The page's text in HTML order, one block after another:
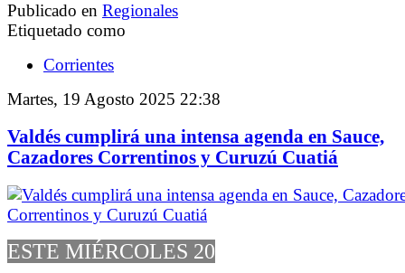
Publicado en Regionales
Etiquetado como
Corrientes
Martes, 19 Agosto 2025 22:38
Valdés cumplirá una intensa agenda en Sauce,
Cazadores Correntinos y Curuzú Cuatiá
ESTE MIÉRCOLES 20